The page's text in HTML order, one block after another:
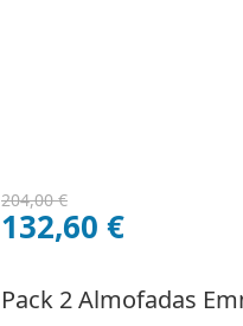
204,00€
O
preço
204,00 €.
132,60 €
O
preço
132,60 €.
Pack 2 Almofadas